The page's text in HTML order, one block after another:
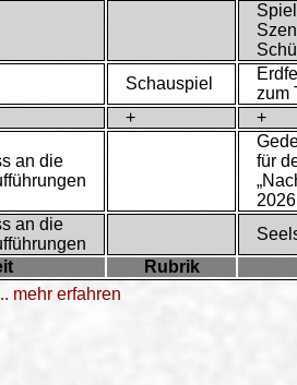
Schauspiel
zum
+ +
an die
für
2026
an die
Rubrik
mehr erfahren